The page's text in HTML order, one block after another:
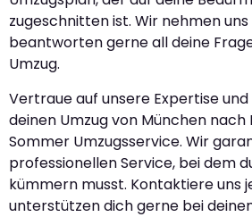
zugeschnitten ist. Wir nehmen
beantworten gerne all deine
Umzug.
Vertraue auf unsere Expertise
deinen Umzug von München nach
Sommer Umzugsservice. Wir
professionellen Service, bei dem
kümmern musst. Kontaktiere uns
unterstützen dich gerne bei